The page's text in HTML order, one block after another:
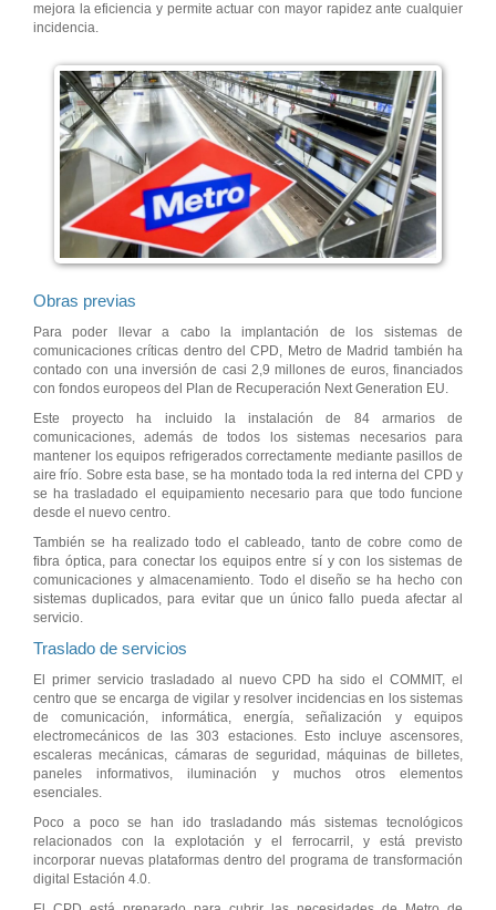
mejora la eficiencia y permite actuar con mayor rapidez ante cualquier
incidencia.
Obras previas
Para poder llevar a cabo la implantación de los sistemas de
comunicaciones críticas dentro del CPD, Metro de Madrid también ha
contado con una inversión de casi 2,9 millones de euros, financiados
con fondos europeos del Plan de Recuperación Next Generation EU.
Este proyecto ha incluido la instalación de 84 armarios de
comunicaciones, además de todos los sistemas necesarios para
mantener los equipos refrigerados correctamente mediante pasillos de
aire frío. Sobre esta base, se ha montado toda la red interna del CPD y
se ha trasladado el equipamiento necesario para que todo funcione
desde el nuevo centro.
También se ha realizado todo el cableado, tanto de cobre como de
fibra óptica, para conectar los equipos entre sí y con los sistemas de
comunicaciones y almacenamiento. Todo el diseño se ha hecho con
sistemas duplicados, para evitar que un único fallo pueda afectar al
servicio.
Traslado de servicios
El primer servicio trasladado al nuevo CPD ha sido el COMMIT, el
centro que se encarga de vigilar y resolver incidencias en los sistemas
de comunicación, informática, energía, señalización y equipos
electromecánicos de las 303 estaciones. Esto incluye ascensores,
escaleras mecánicas, cámaras de seguridad, máquinas de billetes,
paneles informativos, iluminación y muchos otros elementos
esenciales.
Poco a poco se han ido trasladando más sistemas tecnológicos
relacionados con la explotación y el ferrocarril, y está previsto
incorporar nuevas plataformas dentro del programa de transformación
digital Estación 4.0.